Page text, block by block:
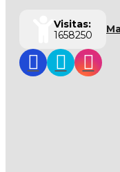
Visitas:
1658250